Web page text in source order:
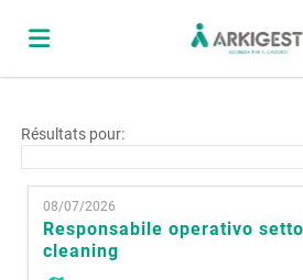
Emplois
Déposez
Résultats pour:
08/07/2026
Responsabile operativo
cleaning